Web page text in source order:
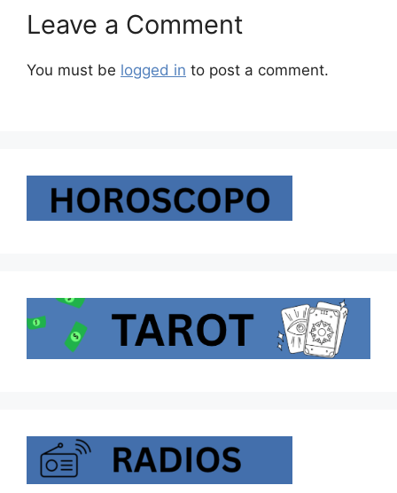
Leave a Comment
You must be logged in to post a comment.